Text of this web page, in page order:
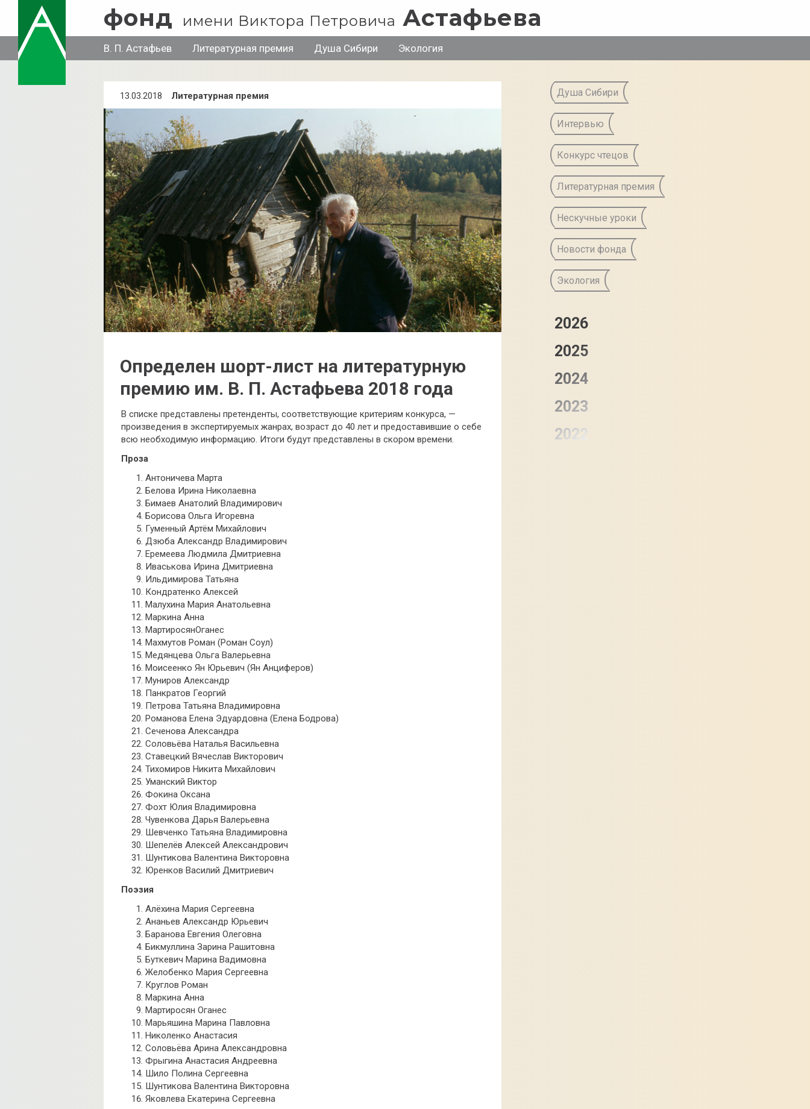
фонд имени Виктора Петровича Астафьева
В. П. Астафьев Литературная премия Душа Сибири Экология
13.03.2018 Литературная премия
Определен​ шорт-лист​ на​ литературную​
премию​ им.​ В.​ П.​ Астафьева​ 2018​ года
В списке представлены претенденты, соответствующие критериям конкурса, —
произведения в экспертируемых жанрах, возраст до 40 лет и предоставившие о себе
всю необходимую информацию. Итоги будут представлены в скором времени.
Проза
Антоничева Марта
Белова Ирина Николаевна
Бимаев Анатолий Владимирович
Борисова Ольга Игоревна
Гуменный Артём Михайлович
Дзюба Александр Владимирович
Еремеева Людмила Дмитриевна
Иваськова Ирина Дмитриевна
Ильдимирова Татьяна
Кондратенко Алексей
Малухина Мария Анатольевна
Маркина Анна
МартиросянОганес
Махмутов Роман (Роман Соул)
Медянцева Ольга Валерьевна
Моисеенко Ян Юрьевич (Ян Анциферов)
Муниров Александр
Панкратов Георгий
Петрова Татьяна Владимировна
Романова Елена Эдуардовна (Елена Бодрова)
Сеченова Александра
Соловьёва Наталья Васильевна
Ставецкий Вячеслав Викторович
Тихомиров Никита Михайлович
Уманский Виктор
Фокина Оксана
Фохт Юлия Владимировна
Чувенкова Дарья Валерьевна
Шевченко Татьяна Владимировна
Шепелёв Алексей Александрович
Шунтикова Валентина Викторовна
Юренков Василий Дмитриевич
Поэзия
Алёхина Мария Сергеевна
Ананьев Александр Юрьевич
Баранова Евгения Олеговна
Бикмуллина Зарина Рашитовна
Буткевич Марина Вадимовна
Желобенко Мария Сергеевна
Круглов Роман
Маркина Анна
Мартиросян Оганес
Марьяшина Марина Павловна
Николенко Анастасия
Соловьёва Арина Александровна
Фрыгина Анастасия Андреевна
Шило Полина Сергеевна
Шунтикова Валентина Викторовна
Яковлева Екатерина Сергеевна
Душа Сибири
Интервью
Конкурс чтецов
Литературная премия
Нескучные уроки
Новости фонда
Экология
2026
2025
2024
2023
2022